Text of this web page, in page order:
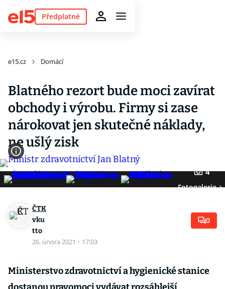
Předplatné
e15.cz Domácí
Blatného rezort bude moci zavírat
obchody i výrobu. Firmy si zase
nárokovat jen skutečné náklady,
ne ušlý zisk
4
Fotogalerie
ČTK
vku
tto
26. února 2021 · 17:03
0
Ministerstvo zdravotnictví a hygienické stanice